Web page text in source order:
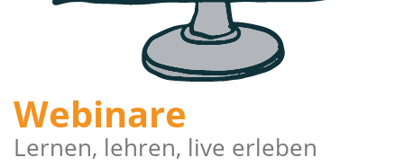
Webinare
Lernen, lehren, live erleben